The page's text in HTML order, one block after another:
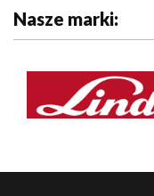
Nasze marki: